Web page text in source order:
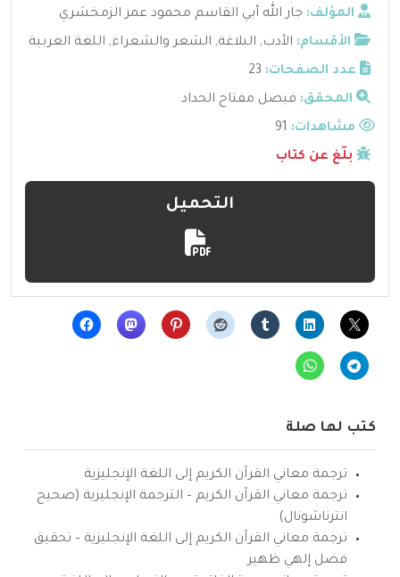
المؤلف: جار الله أبي القاسم محمود عمر الزمخشري
الأقسام: الأدب, البلاغة, الشعر والشعراء, اللغة العربية
عدد الصفحات: 23
المحقق: فيصل مفتاح الحداد
مشاهدات:
بلّغ عن كتاب
التحميل
كتب لها صلة
ترجمة معاني القرآن الكريم إلى اللغة الإنجليزية
ترجمة معاني القرآن الكريم – الترجمة الإنجليزية (صحيح
انترناشونال)
ترجمة معاني القرآن الكريم إلى اللغة الإنجليزية – تحقيق
فضل إلهي ظهير